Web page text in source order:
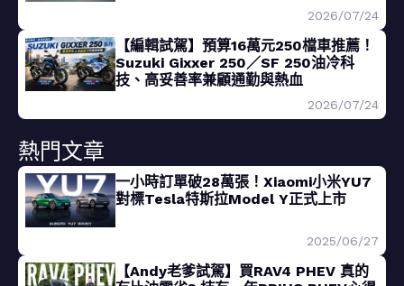
2026/07/24
【編輯試駕】預算16萬元250檔車推薦！
Suzuki Gixxer 250／SF 250油冷科
技、高妥善率兼顧通勤與熱血
2026/07/24
熱門文章
一小時訂單破28萬張！Xiaomi小米YU7
對標Tesla特斯拉Model Y正式上市
2025/06/27
【Andy老爹試駕】買RAV4 PHEV 真的